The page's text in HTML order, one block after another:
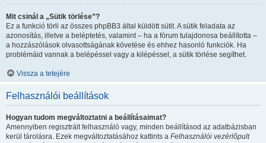
Mit csinál a „Sütik törlése”?
Ez a funkció törli az összes phpBB3 által küldött sütit. A sütik feladata az
azonosítás, illetve a beléptetés, valamint – ha a fórum tulajdonosa beállította –
a hozzászólások olvasottságának követése és ehhez hasonló funkciók. Ha
problémáid vannak a belépéssel vagy a kilépéssel, a sütik törlése segíthet.
Vissza a tetejére
Felhasználói beállítások
Hogyan tudom megváltoztatni a beállításaimat?
Amennyiben regisztrált felhasználó vagy, minden beállításod az adatbázisban
kerül tárolásra. Ezek megváltoztatásához kattints a Felhasználói vezérlőpult